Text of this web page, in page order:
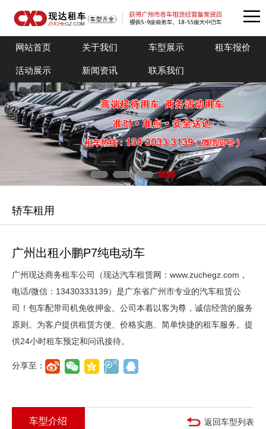
网站首页 关于我们 车型展示 租车报价
活动展示 新闻资讯 联系我们
轿车租用
广州出租小鹏P7纯电动车
广州现达商务租车公司（现达汽车租赁网：www.zuchegz.com，
电话/微信：13430333139）是广东省广州市专业的汽车租赁公
司！包车配带司机免收押金。公司本着以客为尊，诚信经营的服务
原则。为客户提供租赁方便、价格实惠、简单快捷的租车服务。提
供24小时租车预定和问讯接待。
分享至：
返回车型列表
车型介绍